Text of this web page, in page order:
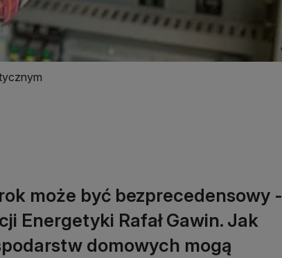
może być bezprecedensowy -
Energetyki Rafał Gawin. Jak
domowych mogą